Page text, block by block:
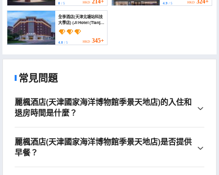
0 / 5 HKD 214+ 4.9/ 5 HKD 324+
全季酒店(天津北塘站科技
大學店) (JI Hotel (Tianjin
Beitang Zhan Keji
Daxue))
4.8 / 5 HKD 345+
常見問題
麗楓酒店(天津國家海洋博物館季景天地店)的入住和
退房時間是什麼？
麗楓酒店(天津國家海洋博物館季景天地店)是否提供
早餐？